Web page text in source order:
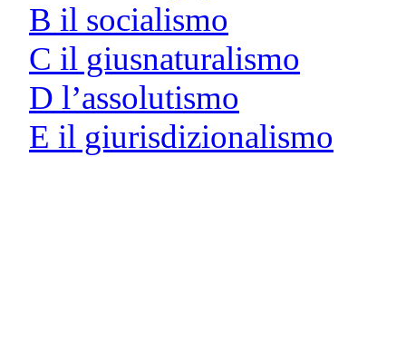
B il socialismo
C il giusnaturalismo
D l’assolutismo
E il giurisdizionalismo